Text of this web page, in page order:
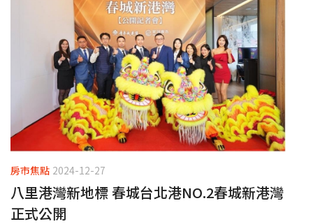
房市焦點 2024-12-27
八里港灣新地標 春城台北港NO.2春城新港灣
正式公開